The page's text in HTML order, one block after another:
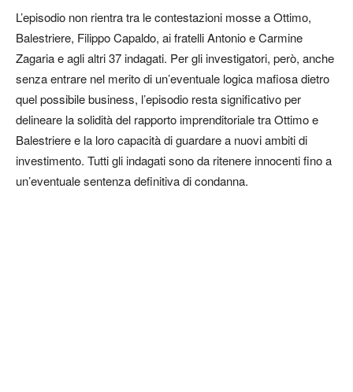
L’episodio non rientra tra le contestazioni mosse a Ottimo,
Balestriere, Filippo Capaldo, ai fratelli Antonio e Carmine
Zagaria e agli altri 37 indagati. Per gli investigatori, però, anche
senza entrare nel merito di un’eventuale logica mafiosa dietro
quel possibile business, l’episodio resta significativo per
delineare la solidità del rapporto imprenditoriale tra Ottimo e
Balestriere e la loro capacità di guardare a nuovi ambiti di
investimento. Tutti gli indagati sono da ritenere innocenti fino a
un’eventuale sentenza definitiva di condanna.